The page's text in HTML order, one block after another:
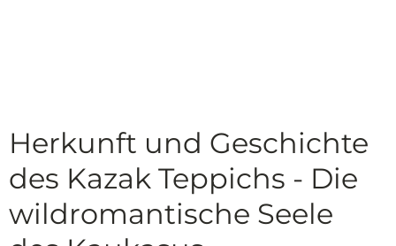
Herkunft und Geschichte
des Kazak Teppichs - Die
wildromantische Seele